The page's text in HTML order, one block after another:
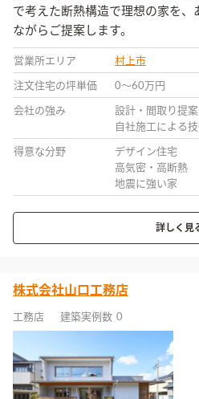
で考えた断熱構造で理想の家を、
ながらご提案します。
営業所エリア 村上市
注文住宅の坪単価 0〜60万円
会社の強み
設計・間取り提
自社施工による
得意な分野
デザイン住宅
高気密・高断熱
地震に強い家
詳しく見
株式会社山口工務店
工務店 建築実例数 0